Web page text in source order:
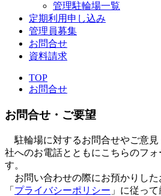
管理駐輪場一覧
定期利用申し込み
管理員募集
お問合せ
資料請求
TOP
お問合せ
お問合せ・ご要望
駐輪場に対するお問合せやご意見
社へのお電話とともにこちらのフォ
す。
お問い合わせの際にお預かりした
「 プライバシーポリシー 」に従っ